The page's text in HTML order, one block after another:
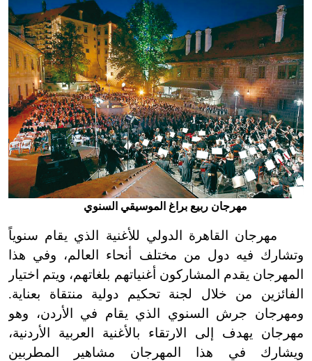
مهرجان ربيع براغ الموسيقي السنوي
مهرجان القاهرة الدولي للأغنية الذي يقام سنوياً
وتشارك فيه دول من مختلف أنحاء العالم، وفي هذا
المهرجان يقدم المشاركون أغنياتهم بلغاتهم، ويتم اختيار
الفائزين من خلال لجنة تحكيم دولية منتقاة بعناية.
ومهرجان جرش السنوي الذي يقام في الأردن، وهو
مهرجان يهدف إلى الارتقاء بالأغنية العربية الأردنية،
ويشارك في هذا المهرجان مشاهير المطربين